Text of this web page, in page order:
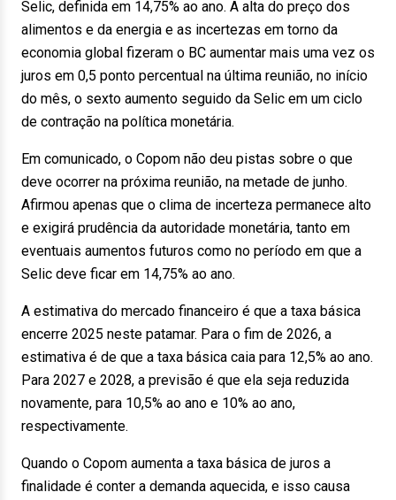
Selic, definida em 14,75% ao ano. A alta do preço dos
alimentos e da energia e as incertezas em torno da
economia global fizeram o BC aumentar mais uma vez os
juros em 0,5 ponto percentual na última reunião, no início
do mês, o sexto aumento seguido da Selic em um ciclo
de contração na política monetária.
Em comunicado, o Copom não deu pistas sobre o que
deve ocorrer na próxima reunião, na metade de junho.
Afirmou apenas que o clima de incerteza permanece alto
e exigirá prudência da autoridade monetária, tanto em
eventuais aumentos futuros como no período em que a
Selic deve ficar em 14,75% ao ano.
A estimativa do mercado financeiro é que a taxa básica
encerre 2025 neste patamar. Para o fim de 2026, a
estimativa é de que a taxa básica caia para 12,5% ao ano.
Para 2027 e 2028, a previsão é que ela seja reduzida
novamente, para 10,5% ao ano e 10% ao ano,
respectivamente.
Quando o Copom aumenta a taxa básica de juros a
finalidade é conter a demanda aquecida, e isso causa